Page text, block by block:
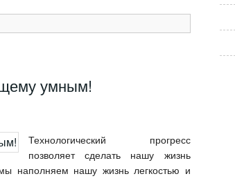
умным!
Технологический прогресс
позволяет сделать нашу жизнь
наполняем нашу жизнь легкостью и